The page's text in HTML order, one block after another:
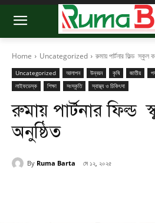
Home Uncategorized রুমায় পার্টনার ফিল্ড স্কুল
Uncategorized আলাপন উন্নয়ন কৃষি জাতীয়
লাইফডেস্ক
শিক্ষা সংস্কৃতি স্বাস্থ্য ও চিকিৎসা
রুমায় পার্টনার ফিল্ড
অনুষ্ঠিত
By Ruma Barta মে ১২, ২০২৫